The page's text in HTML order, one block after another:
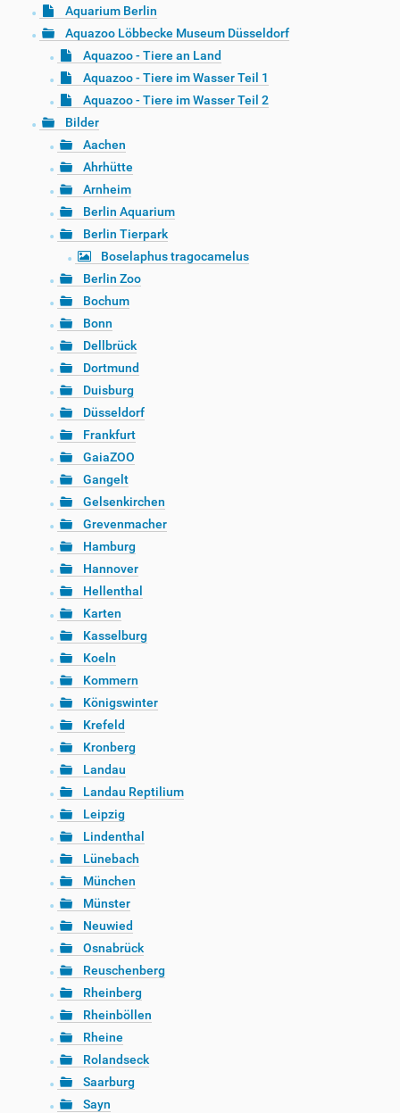
Aquarium Berlin
Aquazoo Löbbecke Museum Düsseldorf
Aquazoo - Tiere an Land
Aquazoo - Tiere im Wasser Teil 1
Aquazoo - Tiere im Wasser Teil 2
Bilder
Aachen
Ahrhütte
Arnheim
Berlin Aquarium
Berlin Tierpark
Boselaphus tragocamelus
Berlin Zoo
Bochum
Bonn
Dellbrück
Dortmund
Duisburg
Düsseldorf
Frankfurt
GaiaZOO
Gangelt
Gelsenkirchen
Grevenmacher
Hamburg
Hannover
Hellenthal
Karten
Kasselburg
Koeln
Kommern
Königswinter
Krefeld
Kronberg
Landau
Landau Reptilium
Leipzig
Lindenthal
Lünebach
München
Münster
Neuwied
Osnabrück
Reuschenberg
Rheinberg
Rheinböllen
Rheine
Rolandseck
Saarburg
Sayn